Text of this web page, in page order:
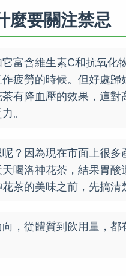
麼要關注禁忌
富含維生素C和抗氧化
疲勞的時候。但好處
有降血壓的效果，這
。
？因為現在市面上很
喝洛神花茶，結果胃
茶的美味之前，先搞清
，從體質到飲用量，